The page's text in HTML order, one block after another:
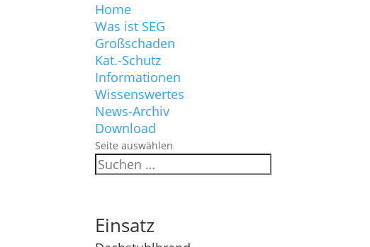
Home
Was ist SEG
Großschaden
Kat.-Schutz
Informationen
Wissenswertes
News-Archiv
Download
Seite auswählen
Einsatz